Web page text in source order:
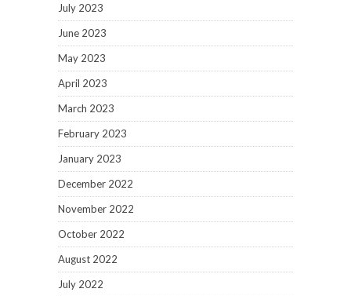
July 2023
June 2023
May 2023
April 2023
March 2023
February 2023
January 2023
December 2022
November 2022
October 2022
August 2022
July 2022